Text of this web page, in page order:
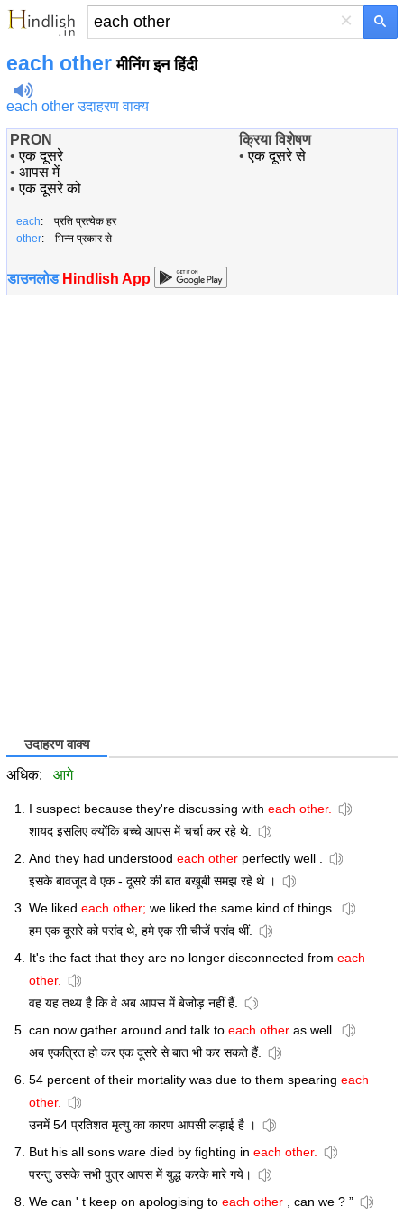
×
each other मीनिंग इन हिंदी
each other उदाहरण वाक्य
PRON
•एक दूसरे
• आपस में
•एक दूसरे को
क्रिया विशेषण
•एक दूसरे से
each: प्रति प्रत्येक हर
other: भिन्न प्रकार से
डाउनलोड Hindlish App
उदाहरण वाक्य
अधिक: आगे
I suspect because they're discussing with each other.
शायद इसलिए क्योंकि बच्चे आपस में चर्चा कर रहे थे.
And they had understood each other perfectly well .
इसके बावजूद वे एक - दूसरे की बात बखूबी समझ रहे थे ।
We liked each other; we liked the same kind of things.
हम एक दूसरे को पसंद थे, हमे एक सी चीजें पसंद थीं.
It's the fact that they are no longer disconnected from each
other.
वह यह तथ्य है कि वे अब आपस में बेजोड़ नहीं हैं.
can now gather around and talk to each other as well.
अब एकत्रित हो कर एक दूसरे से बात भी कर सकते हैं.
54 percent of their mortality was due to them spearing each
other.
उनमें 54 प्रतिशत मृत्यु का कारण आपसी लड़ाई है ।
But his all sons ware died by fighting in each other.
परन्तु उसके सभी पुत्र आपस में युद्ध करके मारे गये।
We can ' t keep on apologising to each other , can we ? ”